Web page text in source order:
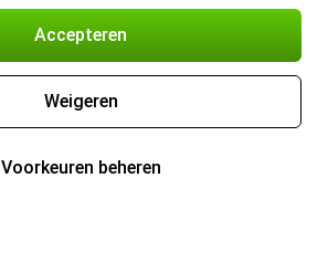
Accepteren
Weigeren
Voorkeuren beheren